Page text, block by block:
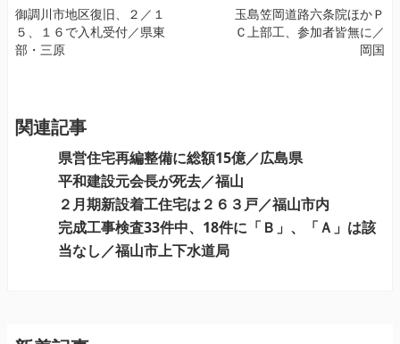
投
稿
ナ
ー
御調川市地区復旧、２／１
５、１６で入札受付／県東
部・三原
玉島笠岡道路六条院ほかＰ
Ｃ上部工、参加者皆無に／
岡国
関連記事
県営住宅再編整備に総額15億／広島県
平和建設元会長が死去／福山
２月期新設着工住宅は２６３戸／福山市内
完成工事検査33件中、18件に「Ｂ」、「Ａ」は該
当なし／福山市上下水道局